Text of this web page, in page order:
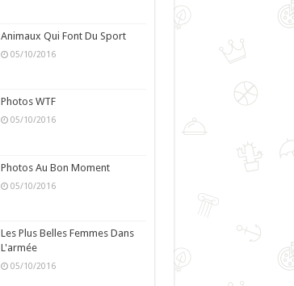
Animaux Qui Font Du Sport
05/10/2016
Photos WTF
05/10/2016
Photos Au Bon Moment
05/10/2016
Les Plus Belles Femmes Dans
L'armée
05/10/2016